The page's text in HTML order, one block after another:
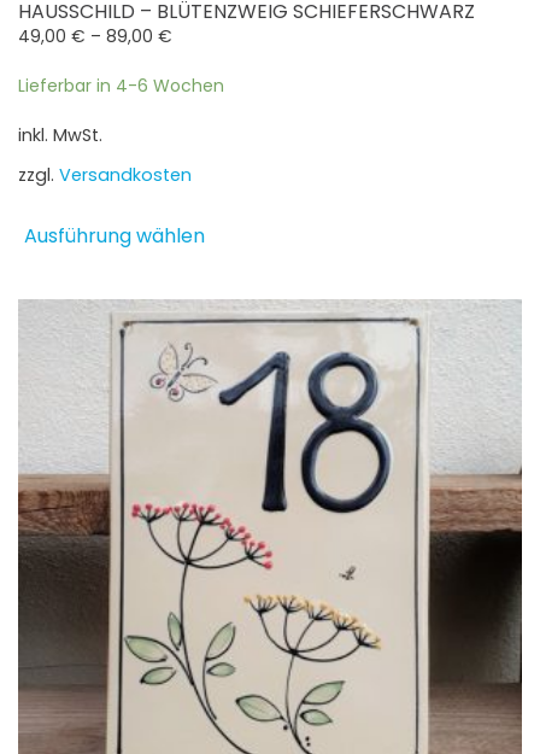
HAUSSCHILD – BLÜTENZWEIG SCHIEFERSCHWARZ
49,00 € – 89,00 €
Lieferbar in 4-6 Wochen
inkl. MwSt.
zzgl. Versandkosten
Ausführung wählen
mehrere
Varianten
Die
Optionen
können
der
Produktseite
gewählt